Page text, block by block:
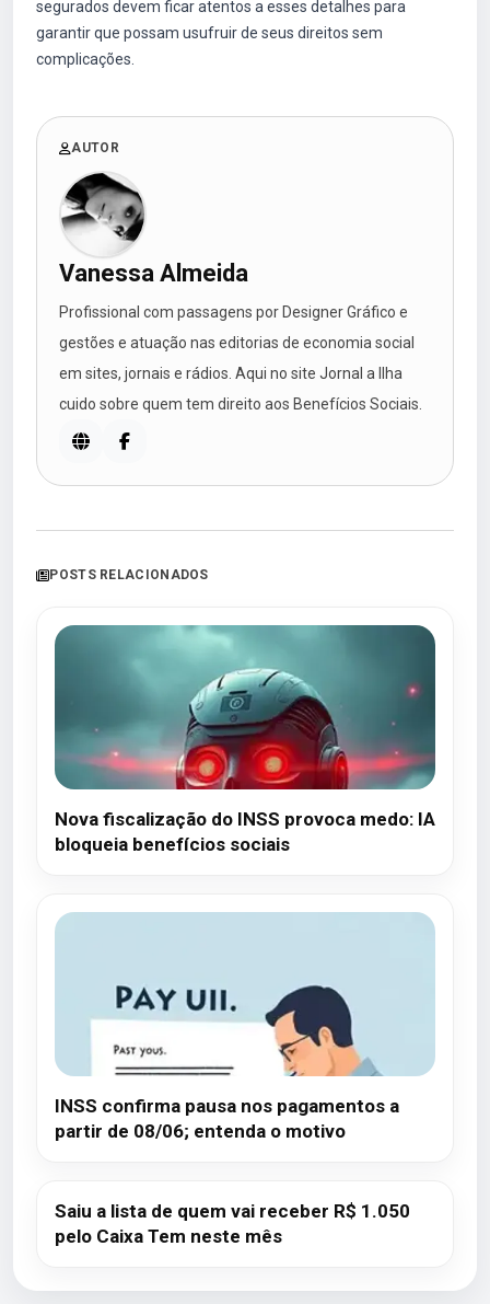
segurados devem ficar atentos a esses detalhes para
garantir que possam usufruir de seus direitos sem
complicações.
AUTOR
Vanessa Almeida
Profissional com passagens por Designer Gráfico e
gestões e atuação nas editorias de economia social
em sites, jornais e rádios. Aqui no site Jornal a Ilha
cuido sobre quem tem direito aos Benefícios Sociais.
POSTS RELACIONADOS
Nova fiscalização do INSS provoca medo: IA
bloqueia benefícios sociais
INSS confirma pausa nos pagamentos a
partir de 08/06; entenda o motivo
Saiu a lista de quem vai receber R$ 1.050
pelo Caixa Tem neste mês